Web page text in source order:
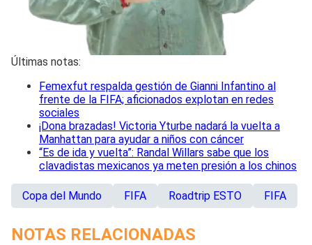
Últimas notas:
Femexfut respalda gestión de Gianni Infantino al
frente de la FIFA; aficionados explotan en redes
sociales
¡Dona brazadas! Victoria Yturbe nadará la vuelta a
Manhattan para ayudar a niños con cáncer
“Es de ida y vuelta”: Randal Willars sabe que los
clavadistas mexicanos ya meten presión a los chinos
Copa del Mundo FIFA Roadtrip ESTO FIFA
NOTAS RELACIONADAS